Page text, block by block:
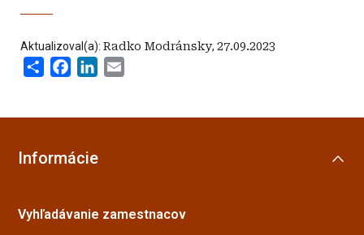
Aktualizoval(a): Radko Modránsky, 27.09.2023
Share FacebookLinkedIn
Informácie
Vyhľadávanie zamestnacov